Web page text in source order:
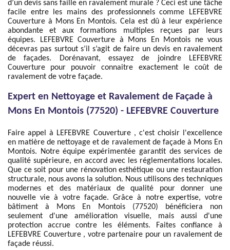
d’un devis sans faille en ravalement murale ? Ceci est une tâche
facile entre les mains des professionnels comme LEFEBVRE
Couverture à Mons En Montois. Cela est dû à leur expérience
abondante et aux formations multiples reçues par leurs
équipes. LEFEBVRE Couverture à Mons En Montois ne vous
décevras pas surtout s’il s’agit de faire un devis en ravalement
de façades. Dorénavant, essayez de joindre LEFEBVRE
Couverture pour pouvoir connaitre exactement le coût de
ravalement de votre façade.
Expert en Nettoyage et Ravalement de Façade à
Mons En Montois (77520) - LEFEBVRE Couverture
Faire appel à LEFEBVRE Couverture , c'est choisir l'excellence
en matière de nettoyage et de ravalement de façade à Mons En
Montois. Notre équipe expérimentée garantit des services de
qualité supérieure, en accord avec les réglementations locales.
Que ce soit pour une rénovation esthétique ou une restauration
structurale, nous avons la solution. Nous utilisons des techniques
modernes et des matériaux de qualité pour donner une
nouvelle vie à votre façade. Grâce à notre expertise, votre
bâtiment à Mons En Montois (77520) bénéficiera non
seulement d'une amélioration visuelle, mais aussi d'une
protection accrue contre les éléments. Faites confiance à
LEFEBVRE Couverture , votre partenaire pour un ravalement de
façade réussi.